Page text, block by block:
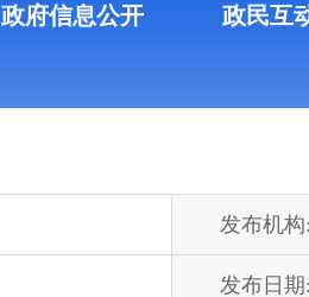
政府信息公开 政民互
发布机构:
发布日期: